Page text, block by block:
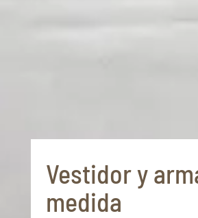
Vestidor y
medida